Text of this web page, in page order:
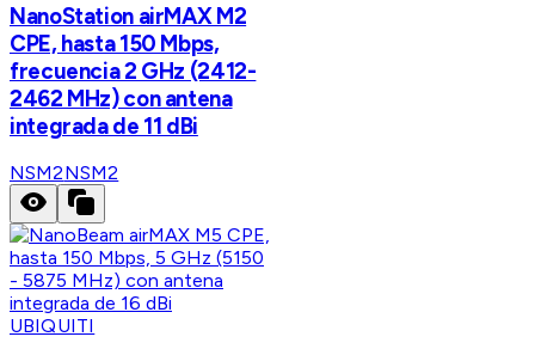
NanoStation airMAX M2
CPE, hasta 150 Mbps,
frecuencia 2 GHz (2412-
2462 MHz) con antena
integrada de 11 dBi
NSM2NSM2
UBIQUITI